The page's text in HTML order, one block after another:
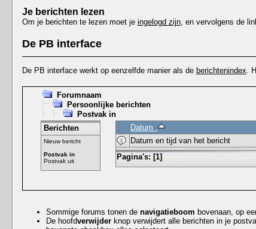
Je berichten lezen
Om je berichten te lezen moet je ingelogd zijn, en vervolgens de
De PB interface
De PB interface werkt op eenzelfde manier als de berichtenindex .
Forumnaam
Persoonlijke berichten
Postvak in
Berichten
Nieuw bericht
Postvak in
Postvak uit
Datum
Datum en tijd van het bericht
Pagina's:[1]
Sommige forums tonen de navigatieboom bovenaan, op
De hoofdverwijderknop verwijdert alle berichten in je